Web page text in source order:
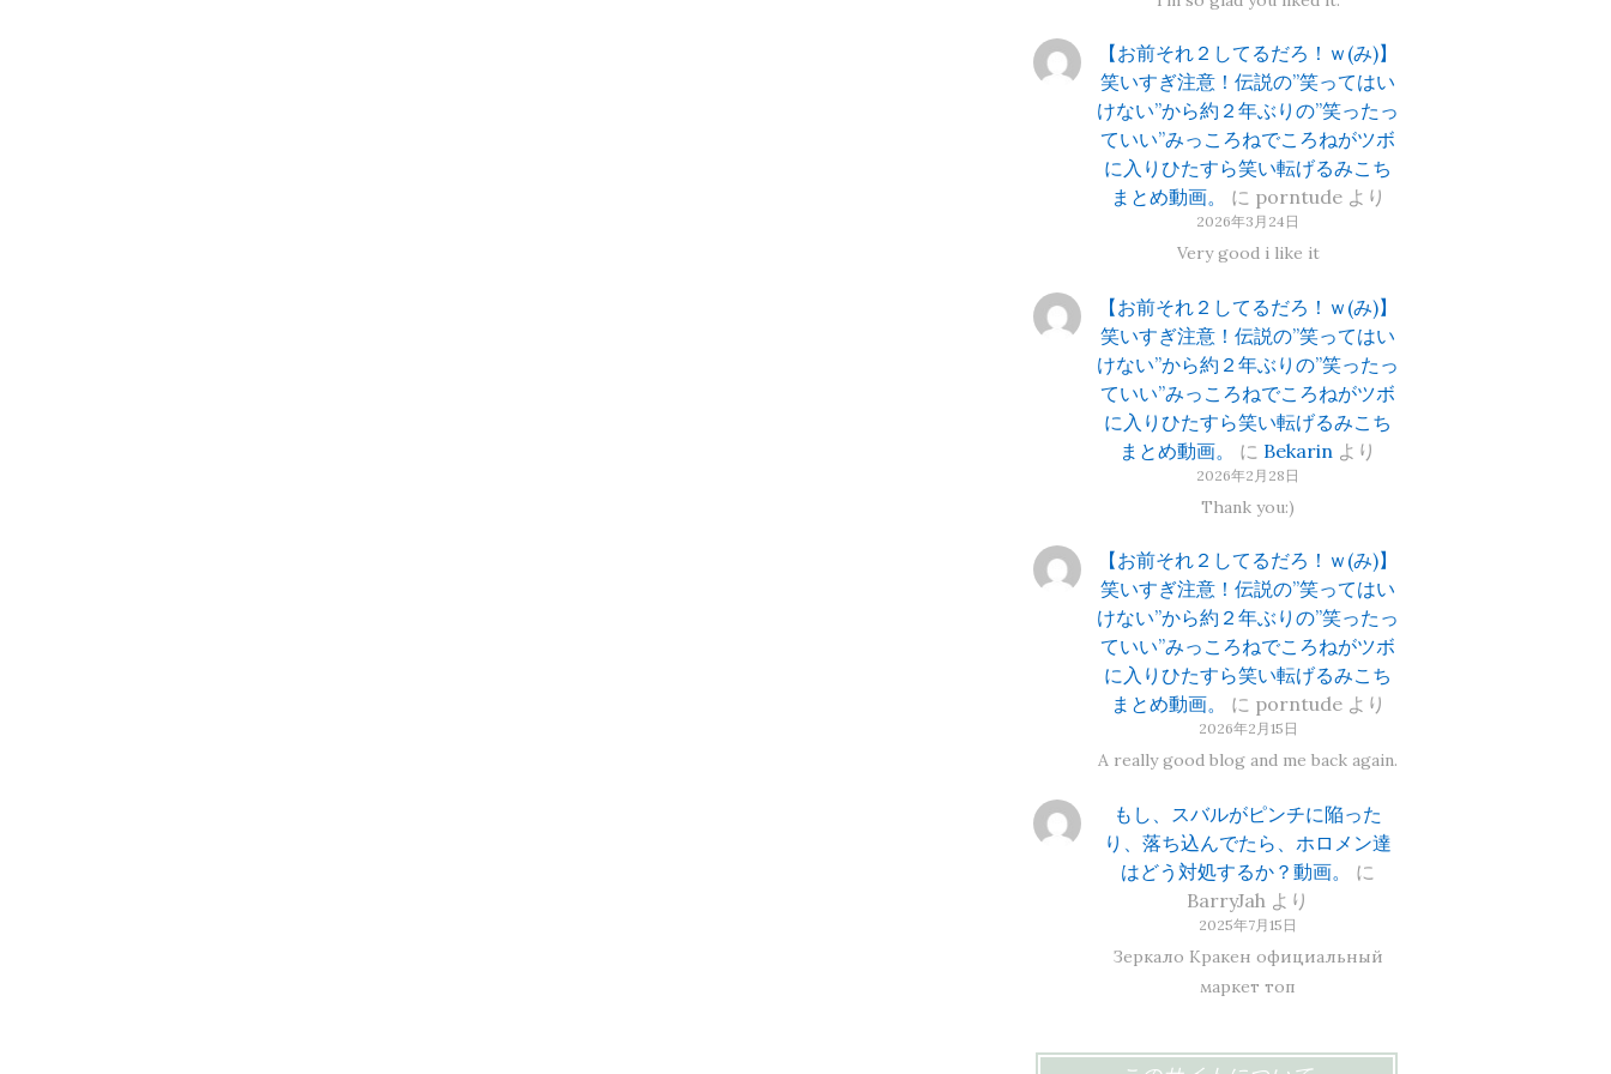
【お前それ２してるだろ！ｗ(み)】
笑いすぎ注意！伝説の”笑ってはい
けない”から約２年ぶりの”笑ったっ
ていい”みっころねでころねがツボ
に入りひたすら笑い転げるみこち
まとめ動画。
に porntudeより
2026年3月24日
Very good i like it
【お前それ２してるだろ！ｗ(み)】
笑いすぎ注意！伝説の”笑ってはい
けない”から約２年ぶりの”笑ったっ
ていい”みっころねでころねがツボ
に入りひたすら笑い転げるみこち
まとめ動画。
に Bekarin より
2026年2月28日
Thank you:)
【お前それ２してるだろ！ｗ(み)】
笑いすぎ注意！伝説の”笑ってはい
けない”から約２年ぶりの”笑ったっ
ていい”みっころねでころねがツボ
に入りひたすら笑い転げるみこち
まとめ動画。
に porntudeより
2026年2月15日
A really good blog and me back again.
もし、スバルがピンチに陥った
り、落ち込んでたら、ホロメン達
はどう対処するか？動画。
に
BarryJah より
2025年7月15日
Зеркало Кракен официальный
маркет топ